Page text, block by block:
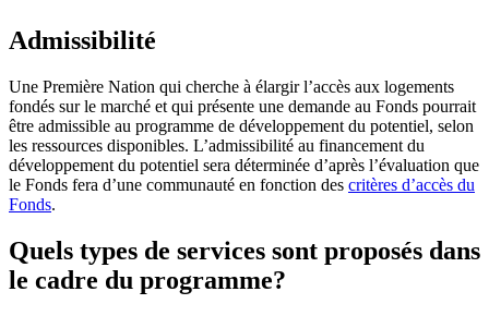
Admissibilité
Une Première Nation qui cherche à élargir l’accès aux logements
fondés sur le marché et qui présente une demande au Fonds pourrait
être admissible au programme de développement du potentiel, selon
les ressources disponibles. L’admissibilité au financement du
développement du potentiel sera déterminée d’après l’évaluation que
le Fonds fera d’une communauté en fonction des critères d’accès du
Fonds.
Quels types de services sont proposés dans
le cadre du programme?